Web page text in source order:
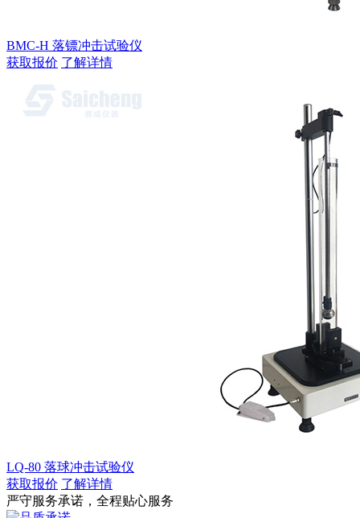
BMC-H 落镖冲击试验仪
获取报价 了解详情
LQ-80 落球冲击试验仪
获取报价 了解详情
严守服务承诺，全程贴心服务